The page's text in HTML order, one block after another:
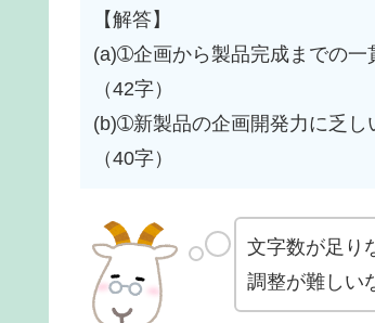
【解答】
(a)➀企画から製品完成までの一
（42字）
(b)➀新製品の企画開発力に乏し
（40字）
文字数が足り
調整が難しい